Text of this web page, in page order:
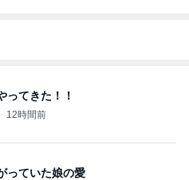
ってきた！！
12時間前
っていた娘の愛